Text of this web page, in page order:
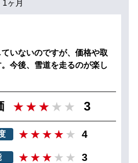
1ヶ月
いないのですが、価格や取
今後、雪道を走るのが楽し
3
4
3